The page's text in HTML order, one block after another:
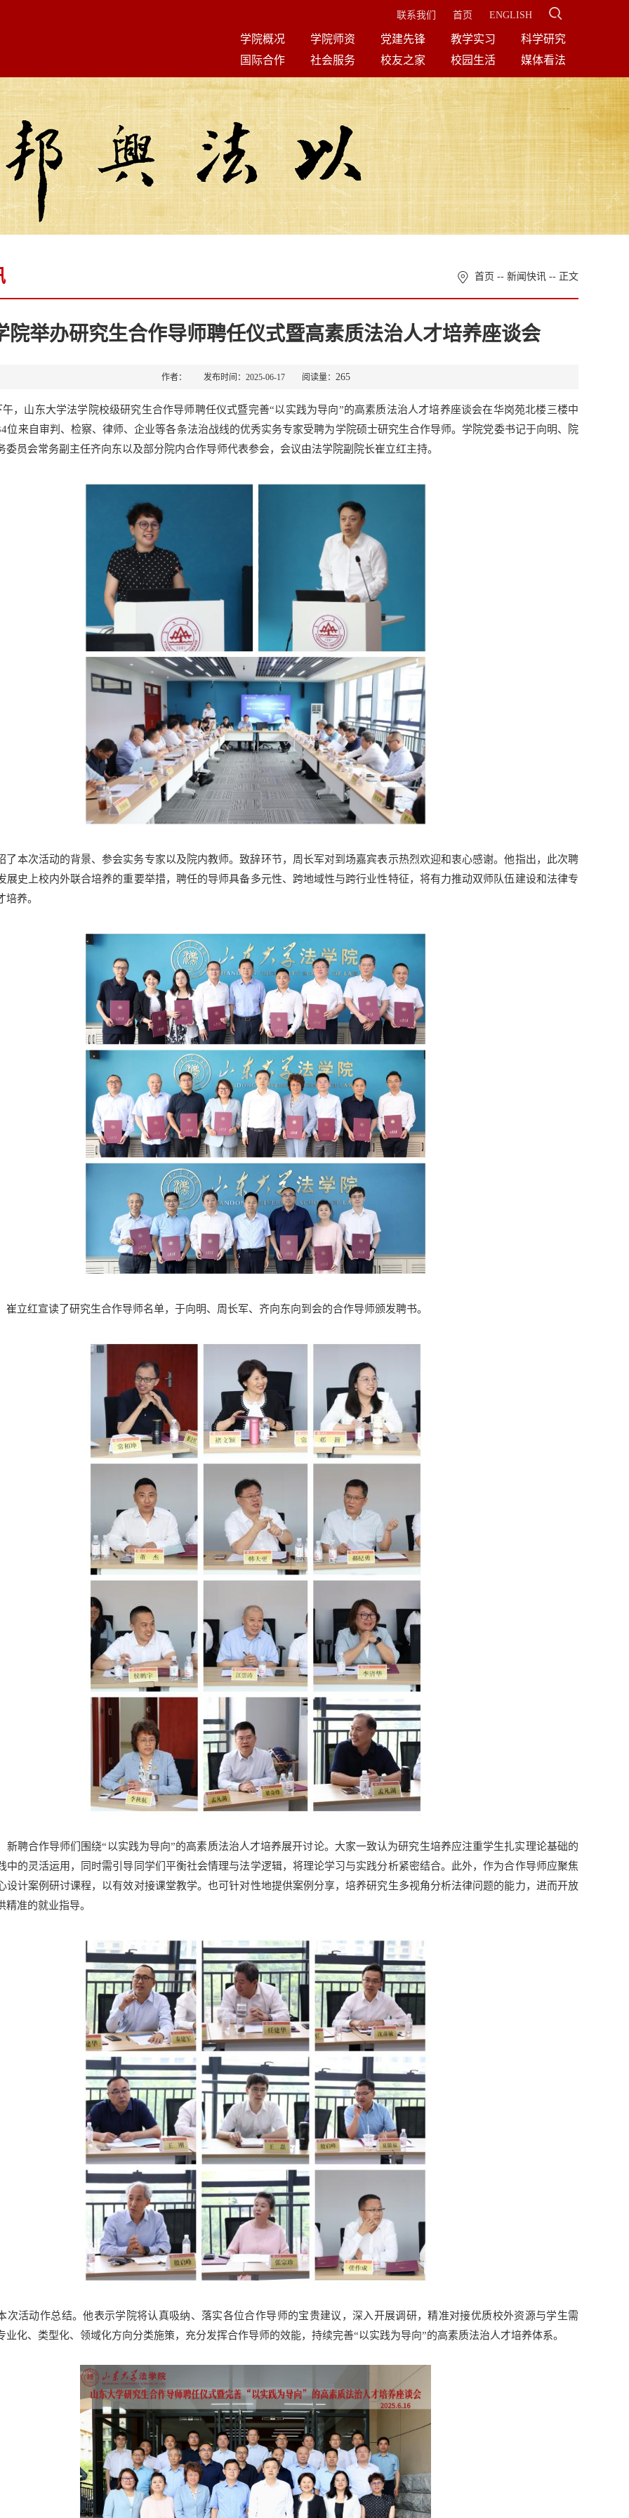
联系我们 首页 ENGLISH
学院概况 学院师资 党建先锋 教学实习
科学研究
国际合作
社会服务 校友之家 校园生活 媒体看法
首页 -- 新闻快讯 -- 正文
院举办研究生合作导师聘任仪式暨高素质法治人才培养座谈会
作者： 发布时间：2025-06-17 阅读量： 265
午，山东大学法学院校级研究生合作导师聘任仪式暨完善“以实践为导向”的高素质法治人才培养座谈会在华岗苑北楼三楼中
位来自审判、检察、律师、企业等各条法治战线的优秀实务专家受聘为学院硕士研究生合作导师。学院党委书记于向明、院
委员会常务副主任齐向东以及部分院内合作导师代表参会，会议由法学院副院长崔立红主持。
了本次活动的背景、参会实务专家以及院内教师。致辞环节，周长军对到场嘉宾表示热烈欢迎和衷心感谢。他指出，此次聘
展史上校内外联合培养的重要举措，聘任的导师具备多元性、跨地域性与跨行业性特征，将有力推动双师队伍建设和法律专
培养。
崔立红宣读了研究生合作导师名单，于向明、周长军、齐向东向到会的合作导师颁发聘书。
新聘合作导师们围绕“以实践为导向”的高素质法治人才培养展开讨论。大家一致认为研究生培养应注重学生扎实理论基础的
中的灵活运用，同时需引导同学们平衡社会情理与法学逻辑，将理论学习与实践分析紧密结合。此外，作为合作导师应聚焦
设计案例研讨课程，以有效对接课堂教学。也可针对性地提供案例分享，培养研究生多视角分析法律问题的能力，进而开放
精准的就业指导。
次活动作总结。他表示学院将认真吸纳、落实各位合作导师的宝贵建议，深入开展调研，精准对接优质校外资源与学生需
业化、类型化、领域化方向分类施策，充分发挥合作导师的效能，持续完善“以实践为导向”的高素质法治人才培养体系。